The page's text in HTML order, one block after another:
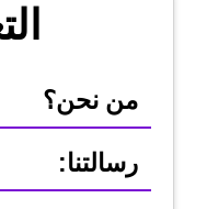
من نحن؟
رسالتنا: